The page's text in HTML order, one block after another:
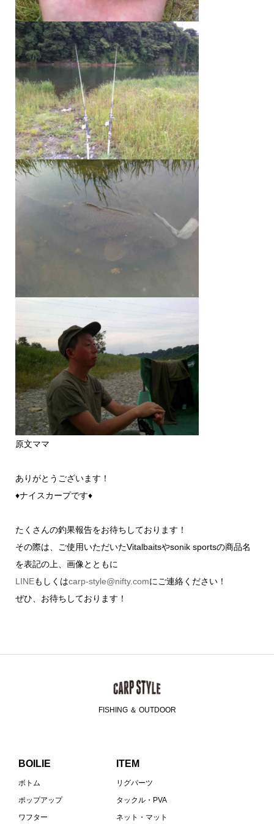
原文ママ
ありがとうございます！
♦ナイスカープです♦
たくさんの釣果報告をお待ちしております！
その際は、ご使用いただいたVitalbaitsやsonik sportsの商品名
を表記の上、画像とともに
LINEもしくはcarp-style@nifty.comにご連絡ください！
ぜひ、お待ちしております！
FISHING ＆ OUTDOOR
BOILIE
ボトム
ポップアップ
ワフター
ITEM
リグパーツ
タックル・PVA
ネット・マット